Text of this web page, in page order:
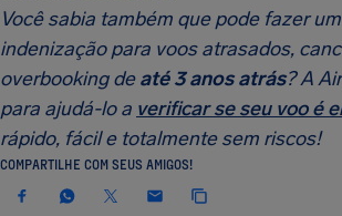
Você sabia também que pode fazer
indenização para voos atrasados,
overbooking de até 3 anos atrás? A
para ajudá-lo a verificar se seu voo é
rápido, fácil e totalmente sem riscos!
COMPARTILHE COM SEUS AMIGOS!